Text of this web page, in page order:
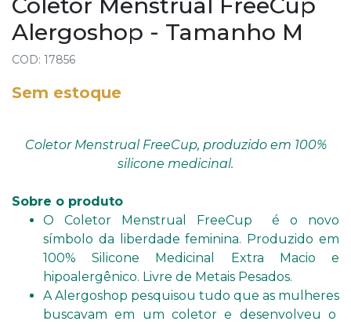
Alergoshop - Tamanho M
COD: 17856
Sem estoque
Coletor Menstrual FreeCup, produzido em 100%
silicone medicinal.
Sobre o produto
O Coletor Menstrual FreeCup é o novo
símbolo da liberdade feminina. Produzido em
100% Silicone Medicinal Extra Macio e
hipoalergênico. Livre de Metais Pesados.
A Alergoshop pesquisou tudo que as mulheres
buscavam em um coletor e desenvolveu o